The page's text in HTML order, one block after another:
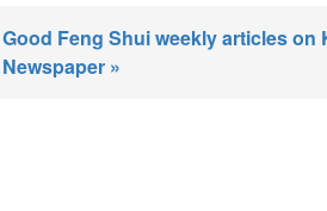
Good Feng Shui weekly articles on
Newspaper »